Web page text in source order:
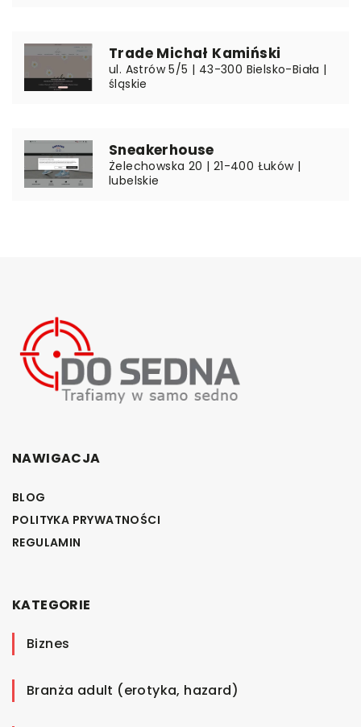
Trade Michał Kamiński
ul. Astrów 5/5 | 43-300 Bielsko-Biała |
śląskie
Sneakerhouse
Żelechowska 20 | 21-400 Łuków |
lubelskie
NAWIGACJA
BLOG
POLITYKA PRYWATNOŚCI
REGULAMIN
KATEGORIE
Biznes
Branża adult (erotyka, hazard)